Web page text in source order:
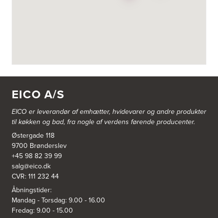
2635 Ishøj
https://www.power.dk/butik/power-ishoj/s-3830/
3831: Power Rødovre
Rødovre Centrum 90
2610 Rødovre
https://www.power.dk/butik/power-roedovre/s-3831/
3832: Power Slagelse
Japanvej 8
4200 Slagelse
Tel.:70338080
https://www.power.dk/butik/power-slagelse/s-3832/
EICO A/S
EICO er leverandør af emhætter, hvidevarer ogandre produkter
til køkken og bad, fra nogle af verdens førende producenter.
Østergade 118
9700 Brønderslev
+45 98 82 39 99
salg@eico.dk
CVR: 111 232 44
Åbningstider:
Mandag - Torsdag: 9.00 - 16.00
Fredag: 9.00 - 15.00